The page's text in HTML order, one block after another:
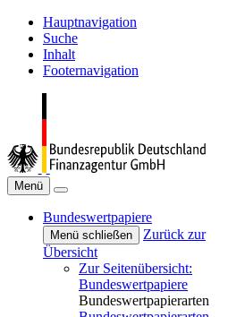
Hauptnavigation
Suche
Inhalt
Footernavigation
Menü
Bundeswertpapiere
Menü schließen
Zurück zur
Übersicht
Zur Seitenübersicht:
Bundeswertpapiere
Bundeswertpapierarten